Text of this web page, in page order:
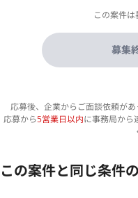
この案件は
募集
応募後、企業からご面談依頼があ
応募から5営業日以内に事務局から
この案件と同じ条件